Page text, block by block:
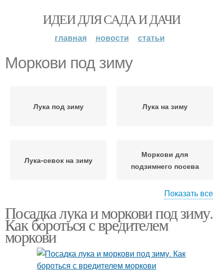
ИДЕИ ДЛЯ САДА И ДАЧИ
главная новости статьи
Моркови под зиму
Лука под зиму Лука на зиму
Лука-севок на зиму
Моркови для
подзимнего посева
Моркови для хранения Морковь под зиму
Моркови в сибири Моркови для посадки
Показать все
Посадка лука и моркови под зиму.
Как бороться с вредителем
моркови